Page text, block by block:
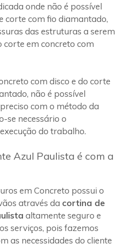
onde não é possível
corte com fio diamantado,
das estruturas a serem
em concreto com
com disco e do corte
não é possível
com o método da
se necessário o
do trabalho.
Azul Paulista é com a
em Concreto possui o
através da cortina de
altamente seguro e
serviços, pois fazemos
as necessidades do cliente